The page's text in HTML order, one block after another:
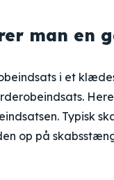
man en
i et
Typisk
op på